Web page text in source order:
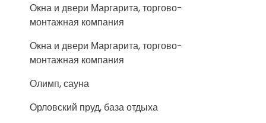
Окна и двери Маргарита, торгово-
монтажная компания
Окна и двери Маргарита, торгово-
монтажная компания
Олимп, сауна
Орловский пруд, база отдыха